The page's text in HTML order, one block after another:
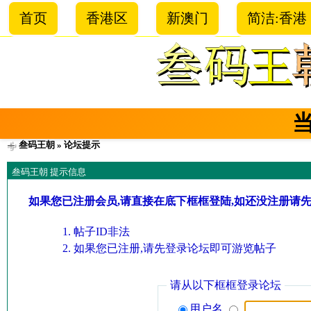
首页 香港区 新澳门 简洁:香港
叁码王朝 » 论坛提示
叁码王朝 提示信息
如果您已注册会员,请直接在底下框框登陆,如还没注册请
帖子ID非法
如果您已注册,请先登录论坛即可游览帖子
请从以下框框登录论坛
用户名